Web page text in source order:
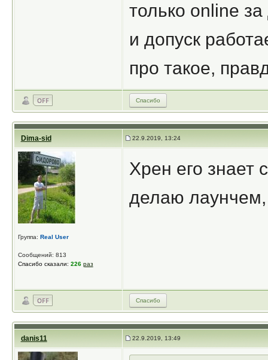
только online
и допуск
про такое,
Спасибо
Dima-sid 22.9.2019, 13:24
Группа: Real User
Сообщений: 813
Спасибо сказали: 226 раз
Хрен его знает
делаю лаунчем,
Спасибо
danis11 22.9.2019, 13:49